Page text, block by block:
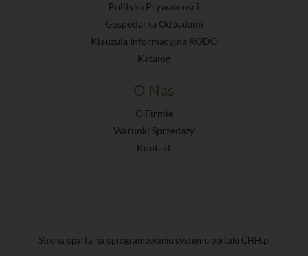
Polityka Prywatności
Gospodarka Odpadami
Klauzula Informacyjna RODO
Katalog
O Nas
O Firmie
Warunki Sprzedaży
Kontakt
Strona oparta na oprogramowaniu systemu portalu CHH.pl